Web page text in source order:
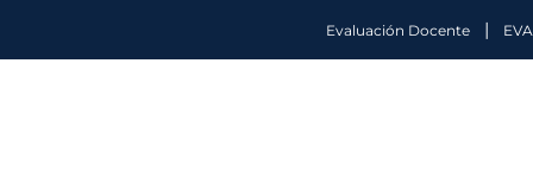
Evaluación Docente |